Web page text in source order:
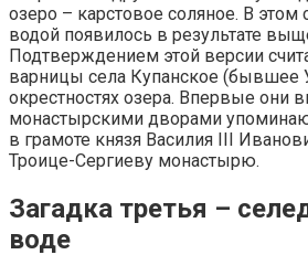
озеро – карстовое соляное. В этом
водой появилось в результате
Подтверждением этой версии
варницы села Купанское (бывшее
окрестностях озера. Впервые они
монастырскими дворами
в грамоте князя Василия III
Троице-Сергиеву монастырю.
Загадка третья –
воде